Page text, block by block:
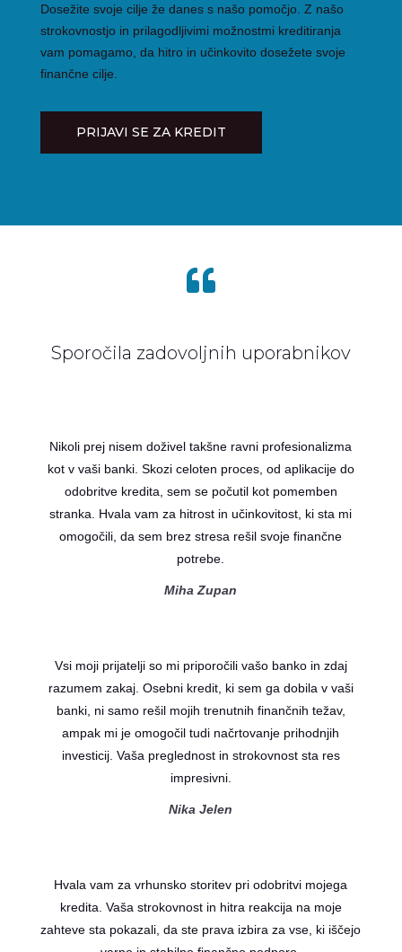
Dosežite svoje cilje že danes s našo pomočjo. Z našo
strokovnostjo in prilagodljivimi možnostmi kreditiranja
vam pomagamo, da hitro in učinkovito dosežete svoje
finančne cilje.
PRIJAVI SE ZA KREDIT

Sporočila zadovoljnih uporabnikov
Nikoli prej nisem doživel takšne ravni profesionalizma
kot v vaši banki. Skozi celoten proces, od aplikacije do
odobritve kredita, sem se počutil kot pomemben
stranka. Hvala vam za hitrost in učinkovitost, ki sta mi
omogočili, da sem brez stresa rešil svoje finančne
potrebe.
Miha Zupan
Vsi moji prijatelji so mi priporočili vašo banko in zdaj
razumem zakaj. Osebni kredit, ki sem ga dobila v vaši
banki, ni samo rešil mojih trenutnih finančnih težav,
ampak mi je omogočil tudi načrtovanje prihodnjih
investicij. Vaša preglednost in strokovnost sta res
impresivni.
Nika Jelen
Hvala vam za vrhunsko storitev pri odobritvi mojega
kredita. Vaša strokovnost in hitra reakcija na moje
zahteve sta pokazali, da ste prava izbira za vse, ki iščejo